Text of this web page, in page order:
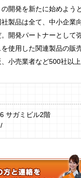
の開発を新たに始めよう
社製品は全て、中小企業
。開発パートナーとして
を使用した関連製品の販
、小売業者など500社以上
サガミビル2階